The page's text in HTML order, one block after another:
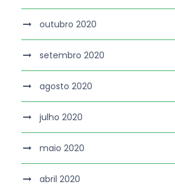
outubro 2020
setembro 2020
agosto 2020
julho 2020
maio 2020
abril 2020